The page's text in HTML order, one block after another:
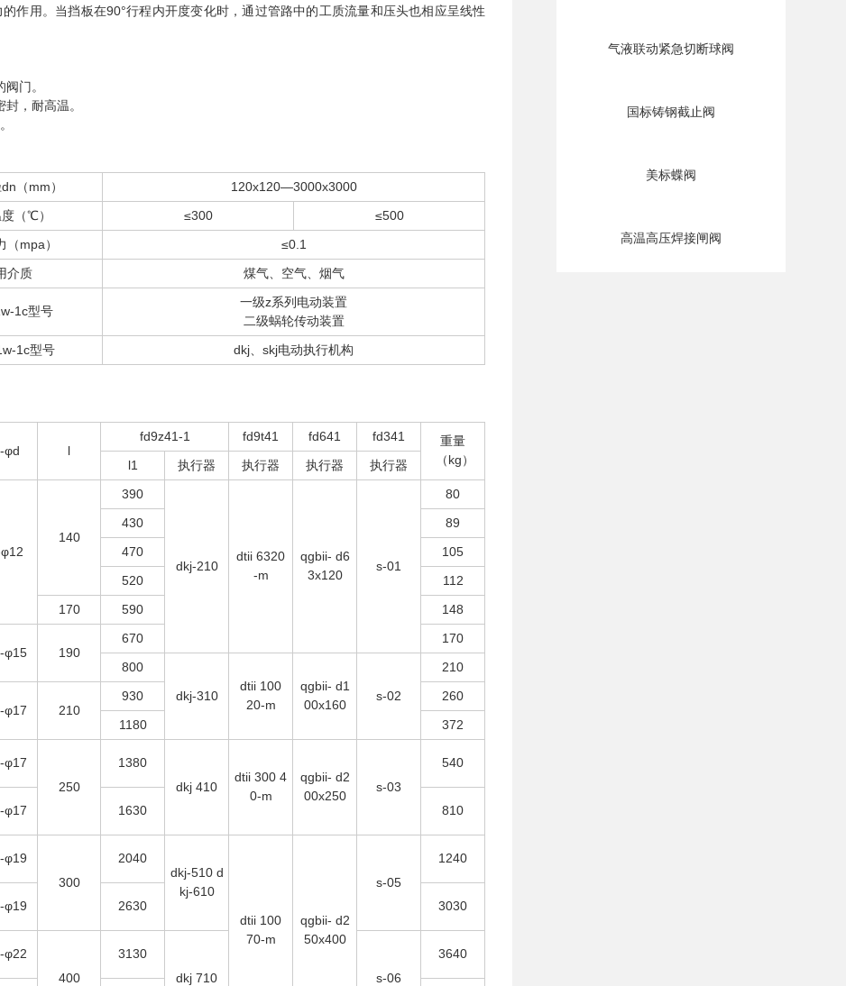
作用。当挡板在90°行程内开度变化时，通过管路中的工质流量和压头也相应呈线性
门。
，耐高温。
（mm）
120x120—3000x3000
（℃）
≤300
≤500
（mpa）
≤0.1
介质
煤气、空气、烟气
1c型号
一级z系列电动装置
二级蜗轮传动装置
1c型号
dkj、skj电动执行机构
φd l
fd9z41-1 fd9t41 fd641 fd341
重量
（kg）
l1 执行器 执行器 执行器
执行器
140
390
dkj-210
dtii 6320
-m
qgbii- d6
3x120
s-01
80
430
89
470
105
520
112
170 590
148
φ15
190
670
170
800
dkj-310
dtii 100
20-m
qgbii- d1
00x160
s-02
210
φ17 210
930
260
1180
372
φ17
250
1380
dkj 410
dtii 300 4
0-m
qgbii- d2
00x250
s-03
540
φ17 1630 810
φ19
300
2040
dkj-510 d
kj-610
dtii 100
70-m
qgbii- d2
50x400
s-05
1240
φ19 2630 3030
φ22
400
3130
dkj 710
s-06
3640
气液联动紧急切断球阀
国标铸钢截止阀
美标蝶阀
高温高压焊接闸阀